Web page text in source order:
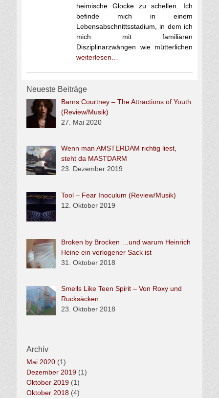
heimische Glocke zu schellen. Ich
befinde mich in einem
Lebensabschnittsstadium, in dem ich
mich mit familiären
Disziplinarzwängen wie mütterlichen
weiterlesen…
Neueste Beiträge
Barns Courtney – The Attractions of Youth
(Review/Musik)
27. Mai 2020
Wenn man AMSTERDAM richtig liest,
steht da MASTDARM
23. Dezember 2019
Tool – Fear Inoculum (Review/Musik)
12. Oktober 2019
Broken by Brocken …und warum Heinrich
Heine ein verlogener Sack ist
31. Oktober 2018
Smells Like Teen Spirit – Von Roxy und
Rucksäcken
23. Oktober 2018
Archiv
Mai 2020 (1)
Dezember 2019 (1)
Oktober 2019 (1)
Oktober 2018 (4)